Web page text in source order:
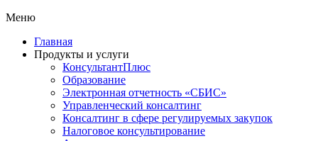
Меню
Главная
Продукты и услуги
КонсультантПлюс
Образование
Электронная отчетность «СБИС»
Управленческий консалтинг
Консалтинг в сфере регулируемых закупок
Налоговое консультирование